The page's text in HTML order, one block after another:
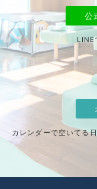
公
LINE
カレンダーで空いてる